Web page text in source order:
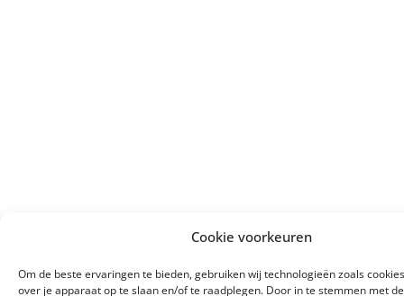
Cookie voorkeuren
Om de beste ervaringen te bieden, gebruiken wij technologieën zoals
over je apparaat op te slaan en/of te raadplegen. Door in te stemmen met